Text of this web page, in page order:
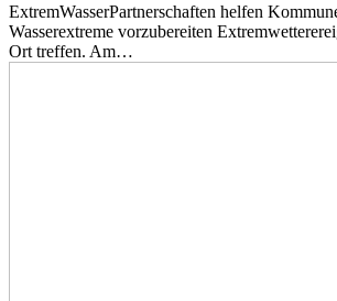
ExtremWasserPartnerschaften helfen
Wasserextreme vorzubereiten
Ort treffen. Am…